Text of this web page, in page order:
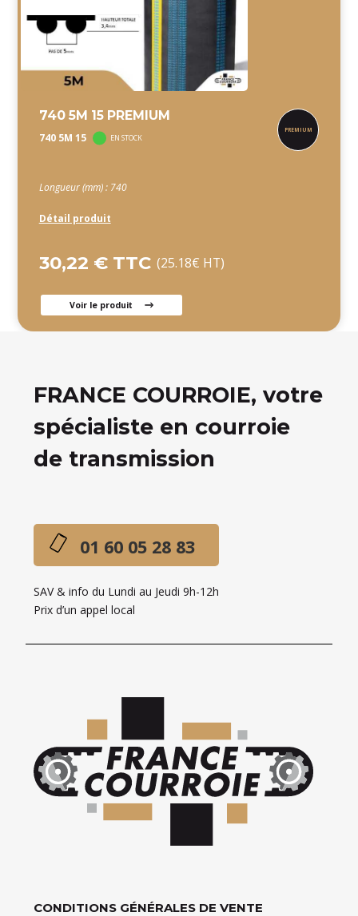
740 5M 15 PREMIUM
740 5M 15 EN STOCK
Longueur (mm) : 740
Détail produit
30,22 € TTC (25.18€ HT)
Voir le produit
FRANCE COURROIE, votre
spécialiste en courroie
de transmission
01 60 05 28 83
SAV & info du Lundi au Jeudi 9h-12h
Prix d’un appel local
CONDITIONS GÉNÉRALES DE VENTE